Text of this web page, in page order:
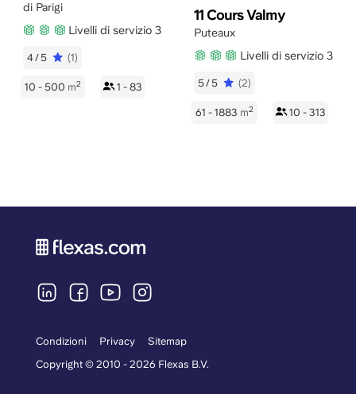
di Parigi
Livelli di servizio 3
4/5 (1)
10 - 500 m2 1 - 83
11 Cours Valmy
Puteaux
Livelli di servizio 3
5/5 (2)
61 - 1883 m2 10 - 313
Condizioni Privacy
Sitemap
Copyright © 2010 - 2026 Flexas B.V.